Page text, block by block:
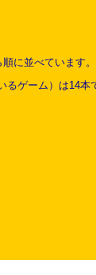
に並べています。
ゲーム）は14本